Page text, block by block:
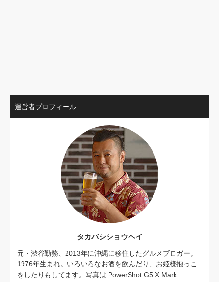
運営者プロフィール
タカバシショウヘイ
元・渋谷勤務、2013年に沖縄に移住したグルメブロガー。
1976年生まれ。いろいろなお酒を飲んだり、お姫様抱っこ
をしたりもしてます。写真は PowerShot G5 X Mark